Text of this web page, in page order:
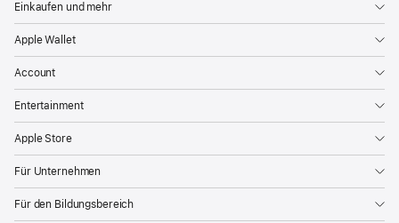
Einkaufen und mehr
Apple Wallet
Account
Entertainment
Apple Store
Für Unternehmen
Für den Bildungsbereich